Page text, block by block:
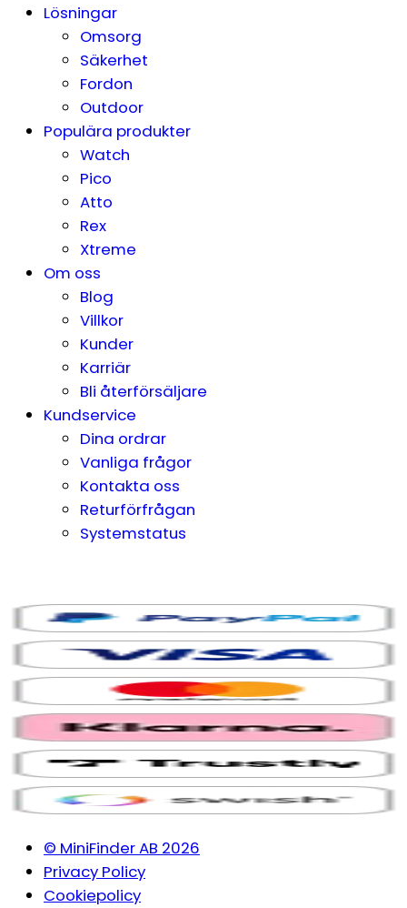
Lösningar
Omsorg
Säkerhet
Fordon
Outdoor
Populära produkter
Watch
Pico
Atto
Rex
Xtreme
Om oss
Blog
Villkor
Kunder
Karriär
Bli återförsäljare
Kundservice
Dina ordrar
Vanliga frågor
Kontakta oss
Returförfrågan
Systemstatus
© MiniFinder AB 2026
Privacy Policy
Cookiepolicy